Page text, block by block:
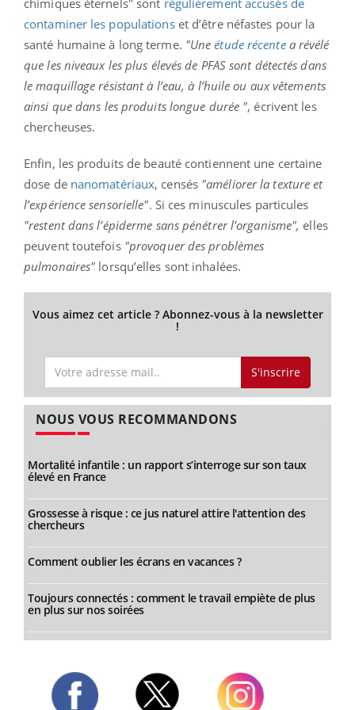
chimiques éternels" sont régulièrement accusés de
contaminer les populationset d’être néfastes pour la
santé humaine à long terme. "Uneétude récentea révélé
que les niveaux les plus élevés de PFAS sont détectés dans
le maquillage résistant à l’eau, à l’huile ou aux vêtements
ainsi que dans les produits longue durée ", écrivent les
chercheuses.
Enfin, les produits de beauté contiennent une certaine
dose de nanomatériaux, censés "améliorer la texture et
l’expérience sensorielle". Si ces minuscules particules
"restent dans l’épiderme sans pénétrer l’organisme", elles
peuvent toutefois"provoquer des problèmes
pulmonaires" lorsqu’elles sont inhalées.
Vous aimez cet article ? Abonnez-vous à la newsletter
!
S'inscrire
NOUS VOUS RECOMMANDONS
Mortalité infantile : un rapport s’interroge sur son taux
élevé en France
Grossesse à risque : ce jus naturel attire l'attention des
chercheurs
Comment oublier les écrans en vacances ?
Toujours connectés : comment le travail empiète de plus
en plus sur nos soirées